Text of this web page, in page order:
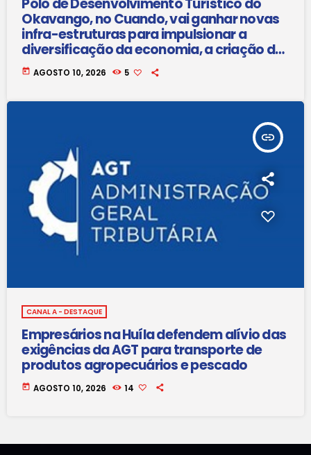
Pólo de Desenvolvimento Turístico do
Okavango, no Cuando, vai ganhar novas
infra-estruturas para impulsionar a
diversificação da economia, a criação de
emprego e o desenvolvimento
sustentável
today AGOSTO 10, 2026 5
insert_link
CANAL A - DESTAQUE
Empresários na Huíla defendem alívio das
exigências da AGT para transporte de
produtos agropecuários e pescado
today AGOSTO 10, 2026 14